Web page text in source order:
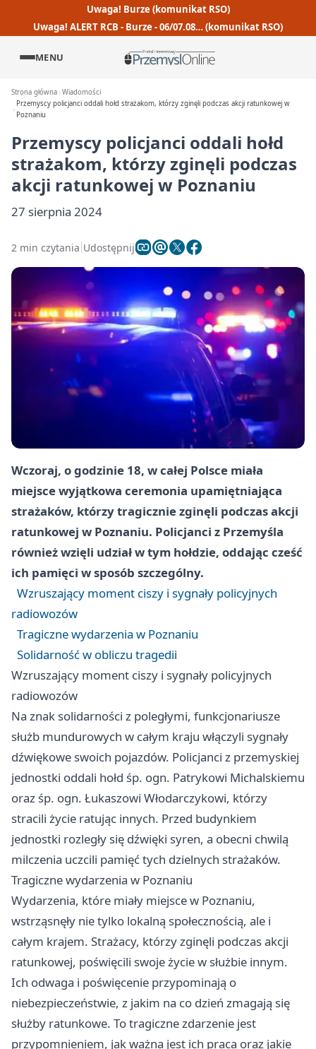
Uwaga! Burze (komunikat RSO)
Uwaga! ALERT RCB - Burze - 06/07.08… (komunikat RSO)
MENU
Strona główna Wiadomości
Przemyscy policjanci oddali hołd strażakom, którzy zginęli podczas akcji ratunkowej w
Poznaniu
Przemyscy policjanci oddali hołd
strażakom, którzy zginęli podczas
akcji ratunkowej w Poznaniu
27 sierpnia 2024
2 min czytania Udostępnij
Wczoraj, o godzinie 18, w całej Polsce miała
miejsce wyjątkowa ceremonia upamiętniająca
strażaków, którzy tragicznie zginęli podczas akcji
ratunkowej w Poznaniu. Policjanci z Przemyśla
również wzięli udział w tym hołdzie, oddając cześć
ich pamięci w sposób szczególny.
Wzruszający moment ciszy i sygnały policyjnych
radiowozów
Tragiczne wydarzenia w Poznaniu
Solidarność w obliczu tragedii
Wzruszający moment ciszy i sygnały policyjnych
radiowozów
Na znak solidarności z poległymi, funkcjonariusze
służb mundurowych w całym kraju włączyli sygnały
dźwiękowe swoich pojazdów. Policjanci z przemyskiej
jednostki oddali hołd śp. ogn. Patrykowi Michalskiemu
oraz śp. ogn. Łukaszowi Włodarczykowi, którzy
stracili życie ratując innych. Przed budynkiem
jednostki rozległy się dźwięki syren, a obecni chwilą
milczenia uczcili pamięć tych dzielnych strażaków.
Tragiczne wydarzenia w Poznaniu
Wydarzenia, które miały miejsce w Poznaniu,
wstrząsnęły nie tylko lokalną społecznością, ale i
całym krajem. Strażacy, którzy zginęli podczas akcji
ratunkowej, poświęcili swoje życie w służbie innym.
Ich odwaga i poświęcenie przypominają o
niebezpieczeństwie, z jakim na co dzień zmagają się
służby ratunkowe. To tragiczne zdarzenie jest
przypomnieniem, jak ważna jest ich praca oraz jakie